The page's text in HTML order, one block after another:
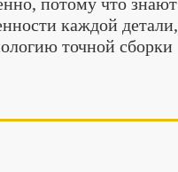
каждой детали,
точной сборки